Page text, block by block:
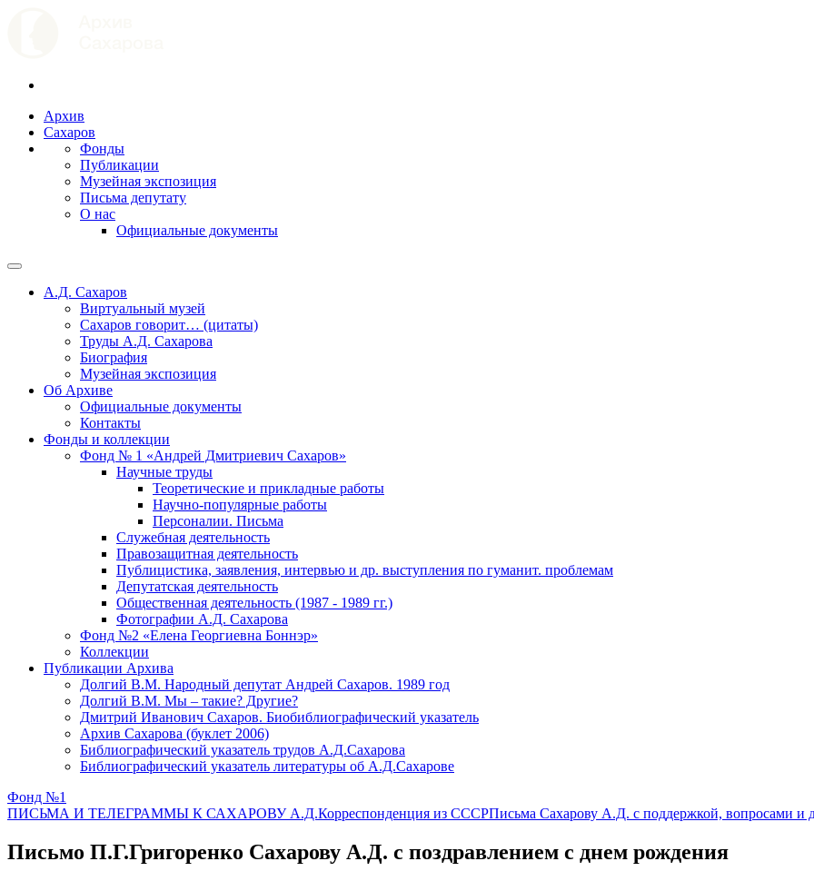
Архив
Сахаров
Фонды
Публикации
Музейная экспозиция
Письма депутату
О нас
Официальные документы
А.Д. Сахаров
Виртуальный музей
Сахаров говорит… (цитаты)
Труды А.Д. Сахарова
Биография
Музейная экспозиция
Об Архиве
Официальные документы
Контакты
Фонды и коллекции
Фонд № 1 «Андрей Дмитриевич Сахаров»
Научные труды
Теоретические и прикладные работы
Научно-популярные работы
Персоналии. Письма
Служебная деятельность
Правозащитная деятельность
Публицистика, заявления, интервью и др. выступления по гуманит. проблемам
Депутатская деятельность
Общественная деятельность (1987 - 1989 гг.)
Фотографии А.Д. Сахарова
Фонд №2 «Елена Георгиевна Боннэр»
Коллекции
Публикации Архива
Долгий В.М. Народный депутат Андрей Сахаров. 1989 год
Долгий В.М. Мы – такие? Другие?
Дмитрий Иванович Сахаров. Биобиблиографический указатель
Архив Сахарова (буклет 2006)
Библиографический указатель трудов А.Д.Сахарова
Библиографический указатель литературы об А.Д.Сахарове
Фонд №1
ПИСЬМА И ТЕЛЕГРАММЫ К САХАРОВУ А.Д.Корреспонденция из СССРПисьма Сахарову А.Д. с поддержкой, вопросами и
Письмо П.Г.Григоренко Сахарову А.Д. с поздравлением с днем рождения